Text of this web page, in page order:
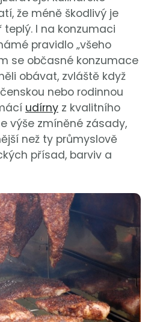
že méně škodlivý je
I na konzumaci
pravidlo „všeho
se občasné konzumace
obávat, zvláště když
nebo rodinnou
udírny z kvalitního
výše zmíněné zásady,
než ty průmyslově
přísad, barviv a